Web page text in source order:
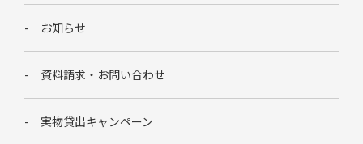
お知らせ
資料請求・お問い合わせ
実物貸出キャンペーン